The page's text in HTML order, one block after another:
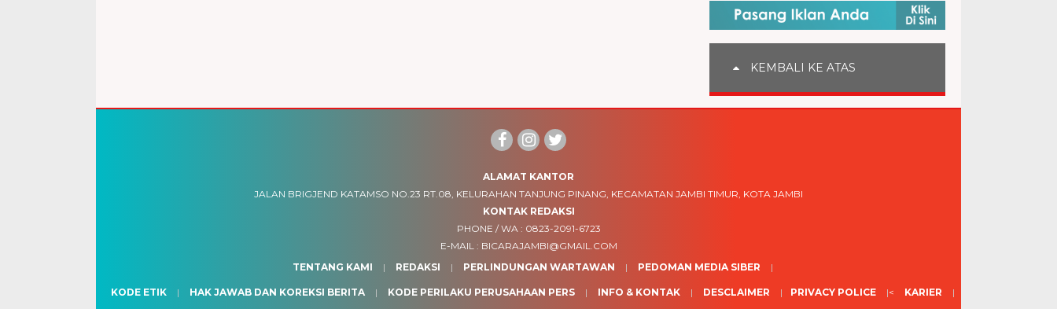
KEMBALI KE ATAS
ALAMAT KANTOR
JALAN BRIGJEND KATAMSO NO.23 RT.08, KELURAHAN TANJUNG PINANG, KECAMATAN JAMBI TIMUR, KOTA JAMBI
KONTAK REDAKSI
PHONE / WA : 0823-2091-6723
E-MAIL : BICARAJAMBI@GMAIL.COM
TENTANG KAMI
REDAKSI PERLINDUNGAN WARTAWAN PEDOMAN MEDIA SIBER
KODE ETIK HAK JAWAB DAN KOREKSI BERITA KODE PERILAKU PERUSAHAAN PERS INFO & KONTAK DESCLAIMER PRIVACY POLICE < KARIER